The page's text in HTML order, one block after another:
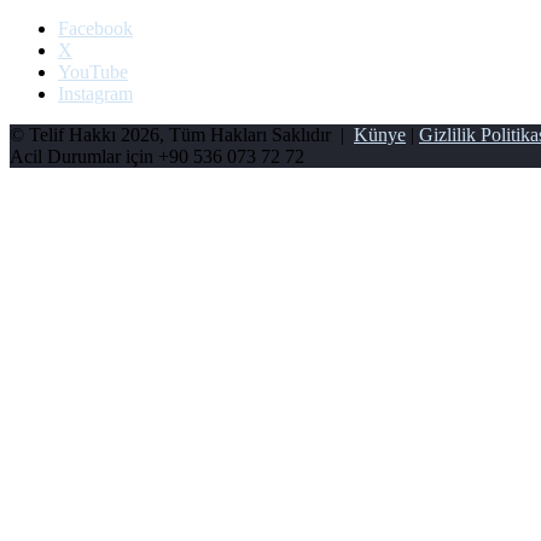
Facebook
X
YouTube
Instagram
© Telif Hakkı 2026, Tüm Hakları Saklıdır | Künye | Gizlilik
Acil Durumlar için +90 536 073 72 72